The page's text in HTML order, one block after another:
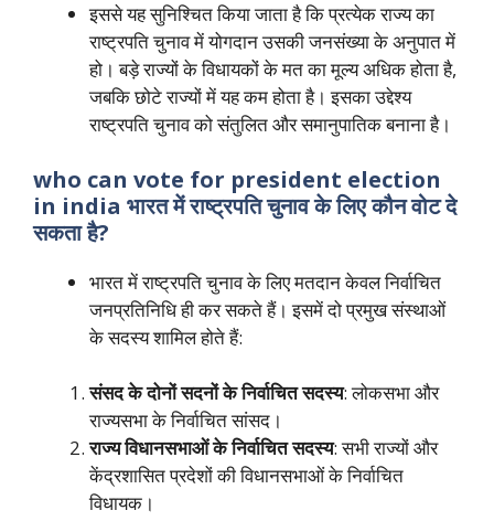
इससे यह सुनिश्चित किया जाता है कि प्रत्येक राज्य का
राष्ट्रपति चुनाव में योगदान उसकी जनसंख्या के अनुपात में
हो। बड़े राज्यों के विधायकों के मत का मूल्य अधिक होता है,
जबकि छोटे राज्यों में यह कम होता है। इसका उद्देश्य
राष्ट्रपति चुनाव को संतुलित और समानुपातिक बनाना है।
who can vote for president election
in india भारत में राष्ट्रपति चुनाव के लिए कौन वोट दे
सकता है?
भारत में राष्ट्रपति चुनाव के लिए मतदान केवल निर्वाचित
जनप्रतिनिधि ही कर सकते हैं। इसमें दो प्रमुख संस्थाओं
के सदस्य शामिल होते हैं:
संसद के दोनों सदनों के निर्वाचित सदस्य: लोकसभा और
राज्यसभा के निर्वाचित सांसद।
राज्य विधानसभाओं के निर्वाचित सदस्य: सभी राज्यों और
केंद्रशासित प्रदेशों की विधानसभाओं के निर्वाचित
विधायक।